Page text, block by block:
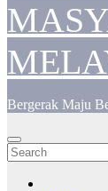
Bergerak Maju